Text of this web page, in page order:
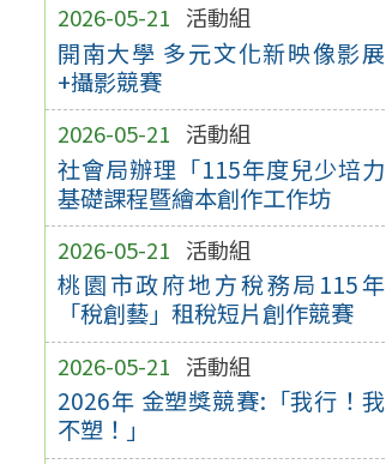
2026-05-21 活動組
開南大學 多元文化新映像影展
+攝影競賽
2026-05-21 活動組
社會局辦理「115年度兒少培力
基礎課程暨繪本創作工作坊
2026-05-21 活動組
桃園市政府地方稅務局115年
「稅創藝」租稅短片創作競賽
2026-05-21 活動組
2026年 金塑獎競賽:「我行！我
不塑！」